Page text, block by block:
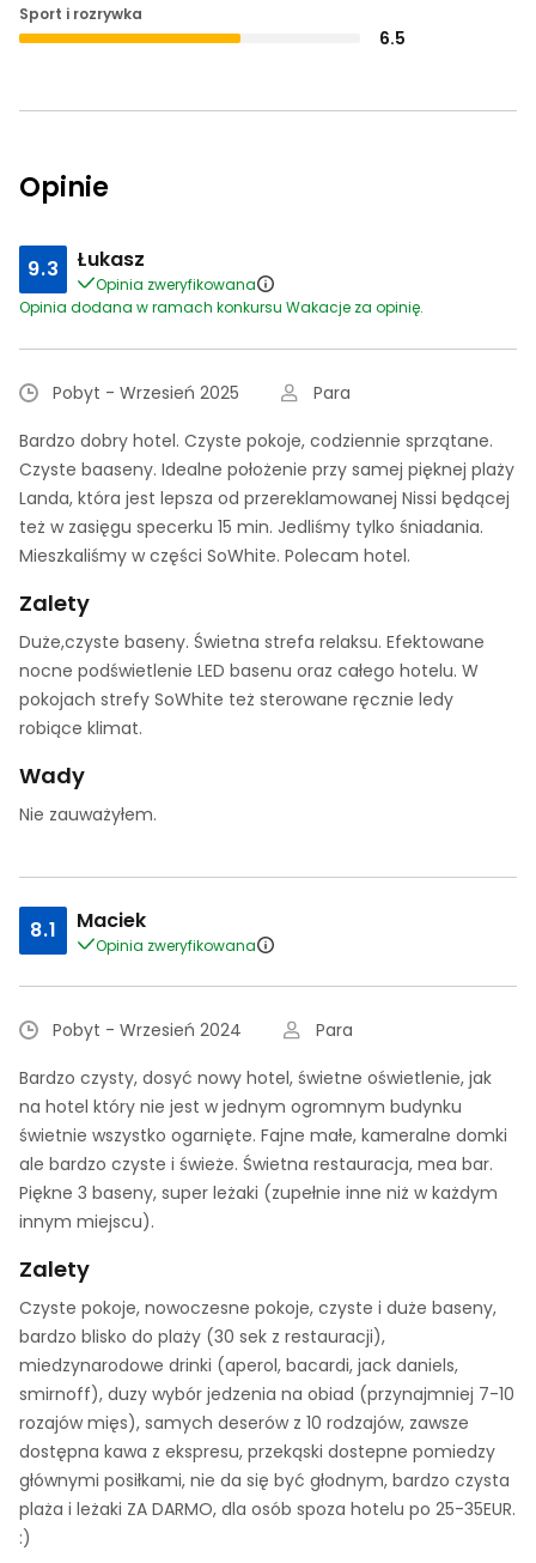
Sport i rozrywka
6.5
Opinie
9.3 Łukasz
Opinia zweryfikowana
Opinia dodana w ramach konkursu Wakacje za opinię.
Pobyt - Wrzesień 2025
Para
Bardzo dobry hotel. Czyste pokoje, codziennie sprzątane.
Czyste baaseny. Idealne położenie przy samej pięknej plaży
Landa, która jest lepsza od przereklamowanej Nissi będącej
też w zasięgu specerku 15 min. Jedliśmy tylko śniadania.
Mieszkaliśmy w części SoWhite. Polecam hotel.
Zalety
Duże,czyste baseny. Świetna strefa relaksu. Efektowane
nocne podświetlenie LED basenu oraz całego hotelu. W
pokojach strefy SoWhite też sterowane ręcznie ledy
robiące klimat.
Wady
Nie zauważyłem.
8.1 Maciek
Opinia zweryfikowana
Pobyt - Wrzesień 2024
Para
Bardzo czysty, dosyć nowy hotel, świetne oświetlenie, jak
na hotel który nie jest w jednym ogromnym budynku
świetnie wszystko ogarnięte. Fajne małe, kameralne domki
ale bardzo czyste i świeże. Świetna restauracja, mea bar.
Piękne 3 baseny, super leżaki (zupełnie inne niż w każdym
innym miejscu).
Zalety
Czyste pokoje, nowoczesne pokoje, czyste i duże baseny,
bardzo blisko do plaży (30 sek z restauracji),
miedzynarodowe drinki (aperol, bacardi, jack daniels,
smirnoff), duzy wybór jedzenia na obiad (przynajmniej 7-10
rozajów mięs), samych deserów z 10 rodzajów, zawsze
dostępna kawa z ekspresu, przekąski dostepne pomiedzy
głównymi posiłkami, nie da się być głodnym, bardzo czysta
plaża i leżaki ZA DARMO, dla osób spoza hotelu po 25-35EUR.
:)